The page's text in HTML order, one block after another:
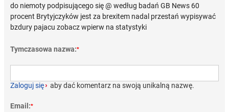
do niemoty podpisującego się @ według badań GB News 60
procent Brytyjczyków jest za brexitem nadal przestań wypisywać
bzdury pajacu zobacz wpierw na statystyki
Tymczasowa nazwa:*
Zaloguj się› aby dać komentarz na swoją unikalną nazwę.
Email:*